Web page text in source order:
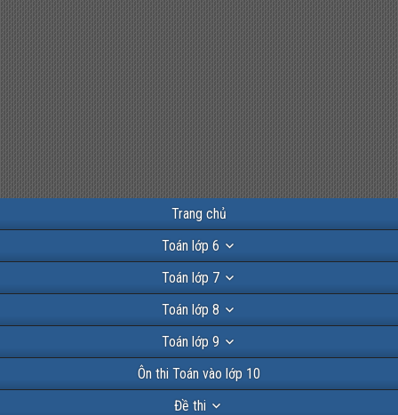
Trang chủ
Toán lớp 6
Toán lớp 7
Toán lớp 8
Toán lớp 9
Ôn thi Toán vào lớp 10
Đề thi